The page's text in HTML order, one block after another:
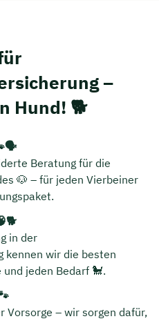
–
Hund! 🐕
Beratung für die
🐶 – für jeden Vierbeiner
in der
kennen wir die besten
und jeden Bedarf 🐩.
Vorsorge – wir sorgen dafür,